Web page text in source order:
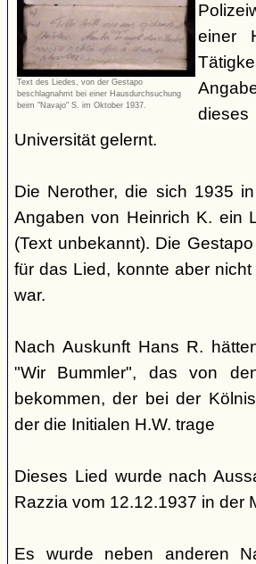
Text des Liedes, von der Gestapo
beschlagnahmt bei einer Hausdurchsuchung
beim "Navajo" S. im Oktober 1937.
einer
Universität gelernt.
Die Nerother, die sich 1935
Angaben von Heinrich K. ein
(Text unbekannt). Die
für das Lied, konnte aber
war.
Nach Auskunft Hans R.
"Wir Bummler", das von
bekommen, der bei der
der die Initialen H.W. trage
Dieses Lied wurde nach
Razzia vom 12.12.1937 in der
Es wurde neben anderen